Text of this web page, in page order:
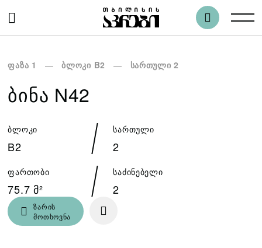
ფაზა 1 ბლოკი B2 სართული 2
ᲑᲘᲜᲐ N42
ბლოკი
B2
სართული
2
ფართობი
75.7 მ²
საძინებელი
2
ზარის
მოთხოვნა